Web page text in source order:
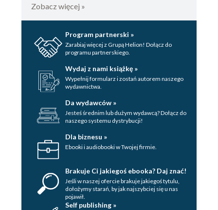
Zobacz więcej »
Program partnerski »
Zarabiaj więcej z Grupą Helion! Dołącz do
programu partnerskiego.
Wydaj z nami książkę »
Wypełnij formularz i zostań autorem naszego
wydawnictwa.
Da wydawców »
Jesteś średnim lub dużym wydawcą? Dołącz do
naszego systemu dystrybucji!
Dla biznesu »
Ebooki i audiobooki w Twojej firmie.
Brakuje Ci jakiegoś ebooka? Daj znać!
Jeśli w naszej ofercie brakuje jakiegoś tytulu,
dołożymy starań, by jak najszybciej się u nas
pojawił.
Self publishing »